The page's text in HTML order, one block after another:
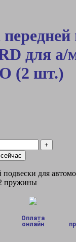
для а/
(2 шт.)
для
пружины
Оплата
онлайн